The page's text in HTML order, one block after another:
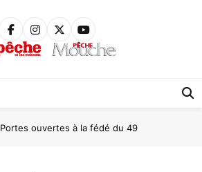
Portes ouvertes à la fédé du 49